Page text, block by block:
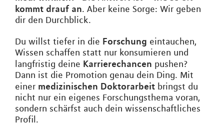
kommt drauf an. Aber keine Sorge: Wir geben
dir den Durchblick.
Du willst tiefer in die Forschung eintauchen,
Wissen schaffen statt nur konsumieren und
langfristig deine Karrierechancen pushen?
Dann ist die Promotion genau dein Ding. Mit
einer medizinischen Doktorarbeit bringst du
nicht nur ein eigenes Forschungsthema voran,
sondern schärfst auch dein wissenschaftliches
Profil.